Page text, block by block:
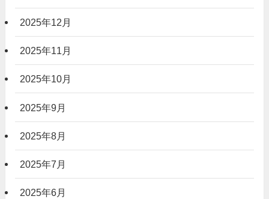
2025年12月
2025年11月
2025年10月
2025年9月
2025年8月
2025年7月
2025年6月